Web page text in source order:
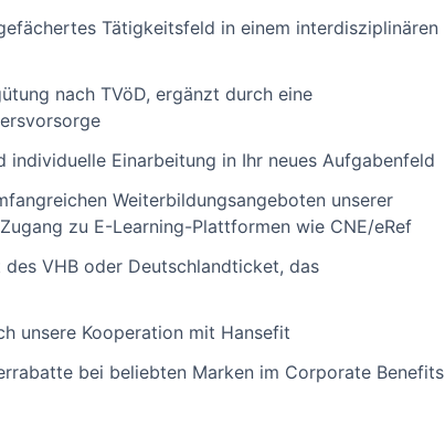
Tätigkeitsfeld in einem interdisziplinären
nach TVöD, ergänzt durch eine
individuelle Einarbeitung in Ihr neues Aufgabenfeld
Weiterbildungsangeboten unserer
zu E-Learning-Plattformen wie CNE/eRef
VHB oder Deutschlandticket, das
unsere Kooperation mit Hansefit
bei beliebten Marken im Corporate Benefits